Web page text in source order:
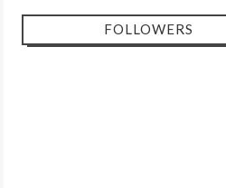
FOLLOWERS